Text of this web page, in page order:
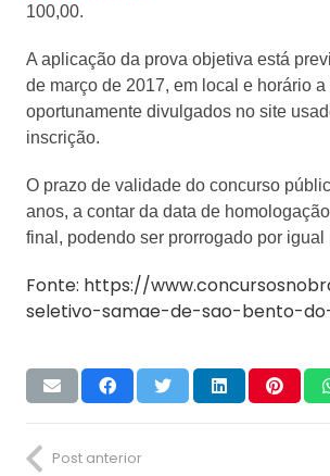
100,00.
A aplicação da prova objetiva está
de março de 2017, em local e horário a
oportunamente divulgados no site
inscrição.
O prazo de validade do concurso
anos, a contar da data de
final, podendo ser prorrogado por igual
Fonte: https://
seletivo-samae-de-sao-bento-
Post anterior